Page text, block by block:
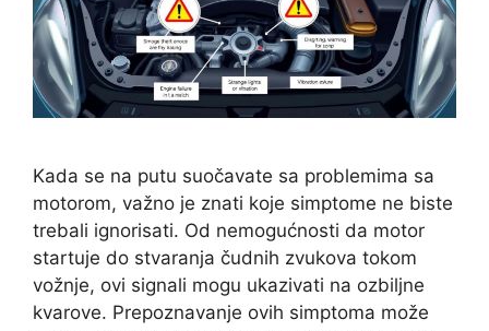
Kada se na putu suočavate sa problemima sa
motorom, važno je znati koje simptome ne biste
trebali ignorisati. Od nemogućnosti da motor
startuje do stvaranja čudnih zvukova tokom
vožnje, ovi signali mogu ukazivati na ozbiljne
kvarove. Prepoznavanje ovih simptoma može